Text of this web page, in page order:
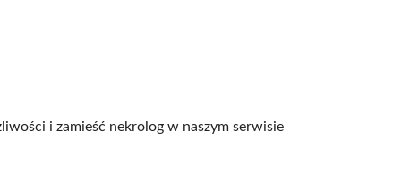
i zamieść nekrolog w naszym serwisie